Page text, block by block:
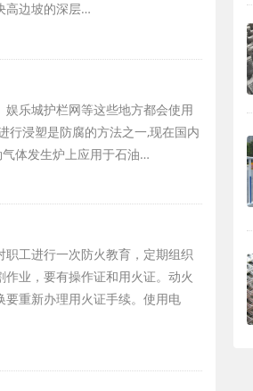
高边坡的深层…
乐城护栏网等这些地方都会使用
行浸塑是防腐的方法之一,现在国内
体发生炉上应用于石油…
工进行一次防火教育，定期组织
业，要有操作证和用火证。动火
重新办理用火证手续。使用电